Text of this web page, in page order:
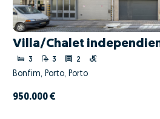
Villa/Chalet
3 3 2
Bonfim, Porto, Porto
950.000 €